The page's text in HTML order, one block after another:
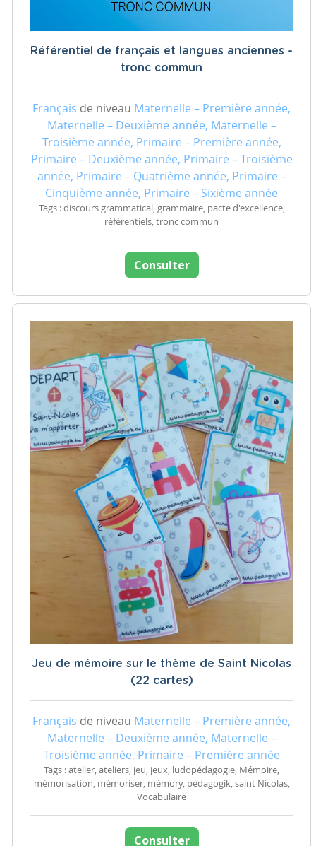
Référentiel de français et langues anciennes -
tronc commun
Français de niveau Maternelle – Première année,
Maternelle – Deuxième année, Maternelle –
Troisième année, Primaire – Première année,
Primaire – Deuxième année, Primaire – Troisième
année, Primaire – Quatrième année, Primaire –
Cinquième année, Primaire – Sixième année
Tags : discours grammatical, grammaire, pacte d'excellence,
référentiels, tronc commun
Consulter
Jeu de mémoire sur le thème de Saint Nicolas
(22 cartes)
Français de niveau Maternelle – Première année,
Maternelle – Deuxième année, Maternelle –
Troisième année, Primaire – Première année
Tags : atelier, ateliers, jeu, jeux, ludopédagogie, Mémoire,
mémorisation, mémoriser, mémory, pédagogik, saint Nicolas,
Vocabulaire
Consulter